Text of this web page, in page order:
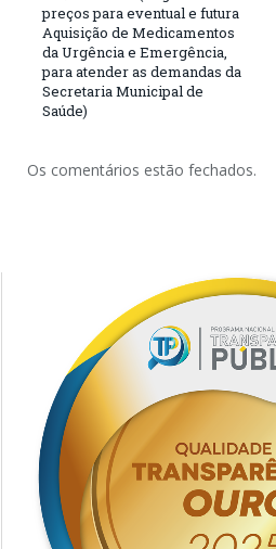
preços para eventual e futura
Aquisição de Medicamentos
da Urgência e Emergência,
para atender as demandas da
Secretaria Municipal de
Saúde)
Os comentários estão fechados.